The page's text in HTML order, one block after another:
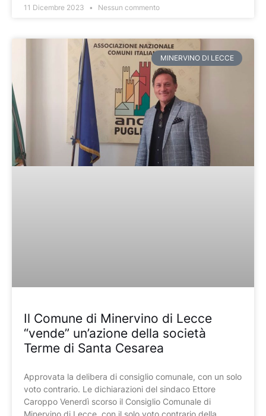
11 Dicembre 2023 Nessun commento
MINERVINO DI LECCE
Il Comune di Minervino di Lecce
“vende” un’azione della società
Terme di Santa Cesarea
Approvata la delibera di consiglio comunale, con un solo
voto contrario. Le dichiarazioni del sindaco Ettore
Caroppo Venerdì scorso il Consiglio Comunale di
Minervino di Lecce, con il solo voto contrario della